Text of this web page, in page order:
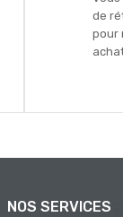
de
pour
NOS SERVICES